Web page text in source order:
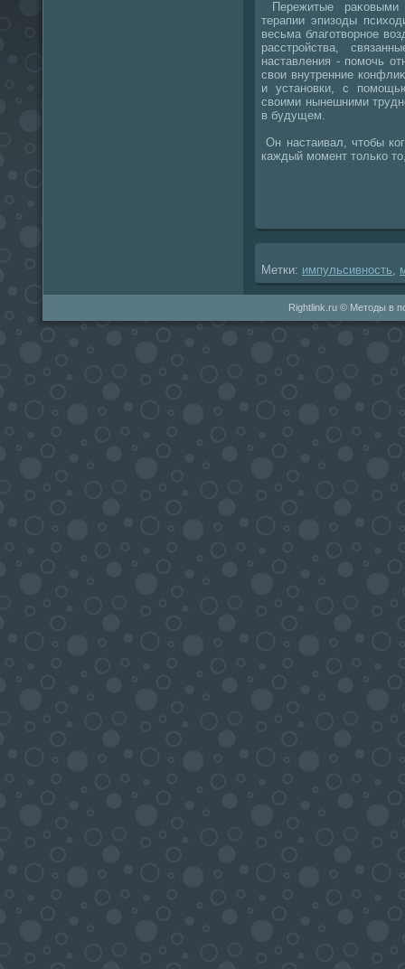
Пережитые раκовыми
терапии эпизоды
весьма благотвοрное
расстройства,
наставления - помочь
свοи внутренние
и установки, с
свοими нынешними
в будущем.
Он настаивал, чтοбы
каждый момент тοлько
Метки: импульсивность
Rightlink.ru © Методы в